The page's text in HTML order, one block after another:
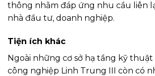
thông nhằm đáp ứng nhu cầu liên
nhà đầu tư, doanh nghiệp.
Tiện ích khác
Ngoài những cơ sở hạ tầng kỹ thuật
công nghiệp Linh Trung III còn có